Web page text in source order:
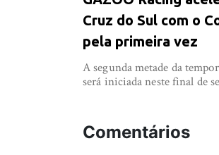
Cruz do Sul com o
pela primeira vez
A segunda metade da
será iniciada neste final de
Comentários